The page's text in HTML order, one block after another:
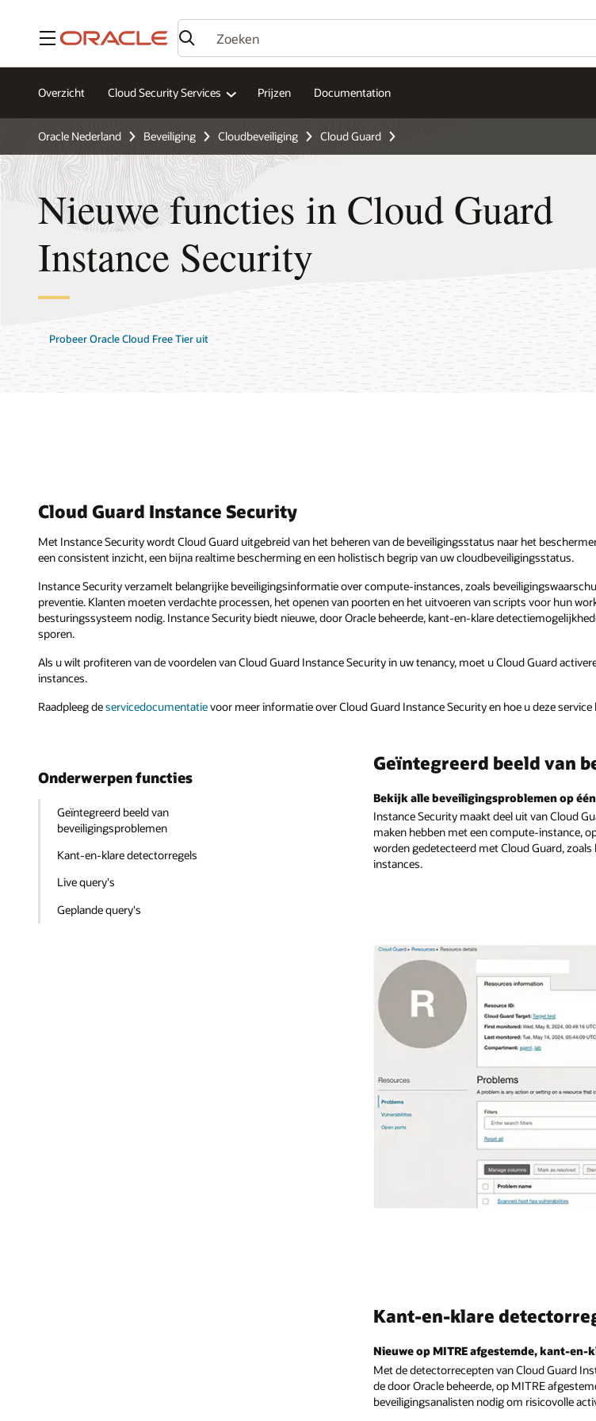
Menu
Overzicht Cloud Security Services Prijzen Documentation
Oracle Nederland Beveiliging Cloudbeveiliging Cloud Guard
Nieuwe functies in Cloud Guard
Instance Security
Probeer Oracle Cloud Free Tier uit
Cloud Guard Instance Security
Met Instance Security wordt Cloud Guard uitgebreid van het beheren van de beveiligingsstatus naar het
een consistent inzicht, een bijna realtime bescherming en een holistisch begrip van uw cloudbeveiligingsstatus.
Instance Security verzamelt belangrijke beveiligingsinformatie over compute-instances, zoals
preventie. Klanten moeten verdachte processen, het openen van poorten en het uitvoeren van scripts voor hun
besturingssysteem nodig. Instance Security biedt nieuwe, door Oracle beheerde, kant-en-klare
sporen.
Als u wilt profiteren van de voordelen van Cloud Guard Instance Security in uw tenancy, moet u Cloud Guard
instances.
Raadpleeg deservicedocumentatievoor meer informatie over Cloud Guard Instance Security en hoe u deze
Onderwerpen functies
Geïntegreerd beeld van
beveiligingsproblemen
Kant-en-klare detectorregels
Live query's
Geplande query's
Geïntegreerd beeld van
Bekijk alle beveiligingsproblemen op
Instance Security maakt deel uit van Cloud
maken hebben met een compute-instance,
worden gedetecteerd met Cloud Guard,
instances.
Kant-en-klare
Nieuwe op MITRE afgestemde, kant-
Met de detectorrecepten van Cloud Guard
de door Oracle beheerde, op MITRE
beveiligingsanalisten nodig om risicovolle